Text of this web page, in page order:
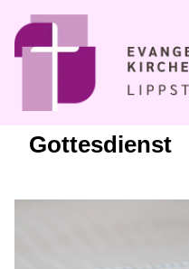
Gottesdienst